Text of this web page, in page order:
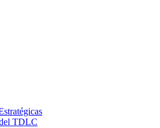
TDLC